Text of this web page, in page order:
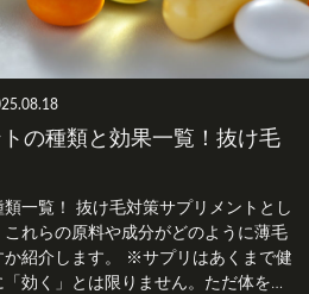
の種類と効果一覧！抜け毛
一覧！ 抜け毛対策サプリメントとし
れらの原料や成分がどのように薄毛
※サプリはあくまで健
効く」とは限りません。ただ体を健